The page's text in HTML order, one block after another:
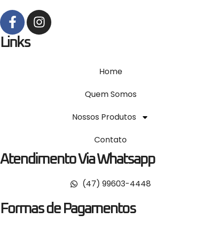
Links
Home
Quem Somos
Nossos Produtos
Contato
Atendimento Via Whatsapp
(47) 99603-4448
Formas de Pagamentos